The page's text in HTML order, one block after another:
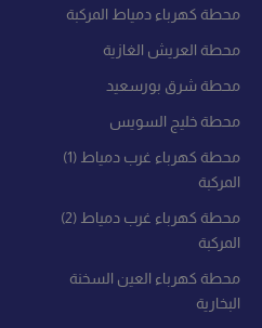
محطة كهرباء دمياط المركبة
محطة العريش الغازية
محطة شرق بورسعيد
محطة خليج السويس
محطة كهرباء غرب دمياط (1)
المركبة
محطة كهرباء غرب دمياط (2)
المركبة
محطة كهرباء العين السخنة
البخارية